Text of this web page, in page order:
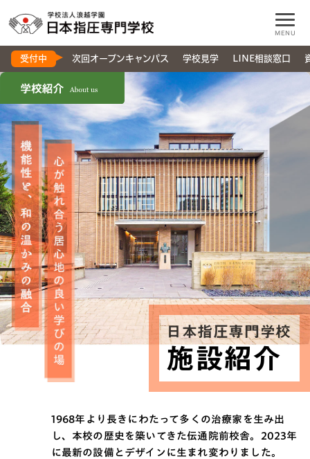
MENU
受付中 次回オープンキャンパス 学校見学 LINE相談窓口
日本指圧専門学校
施設紹介
1968年より長きにわたって多くの治療家を生み出
し、本校の歴史を築いてきた伝通院前校舎。2023年
に最新の設備とデザインに生まれ変わりました。